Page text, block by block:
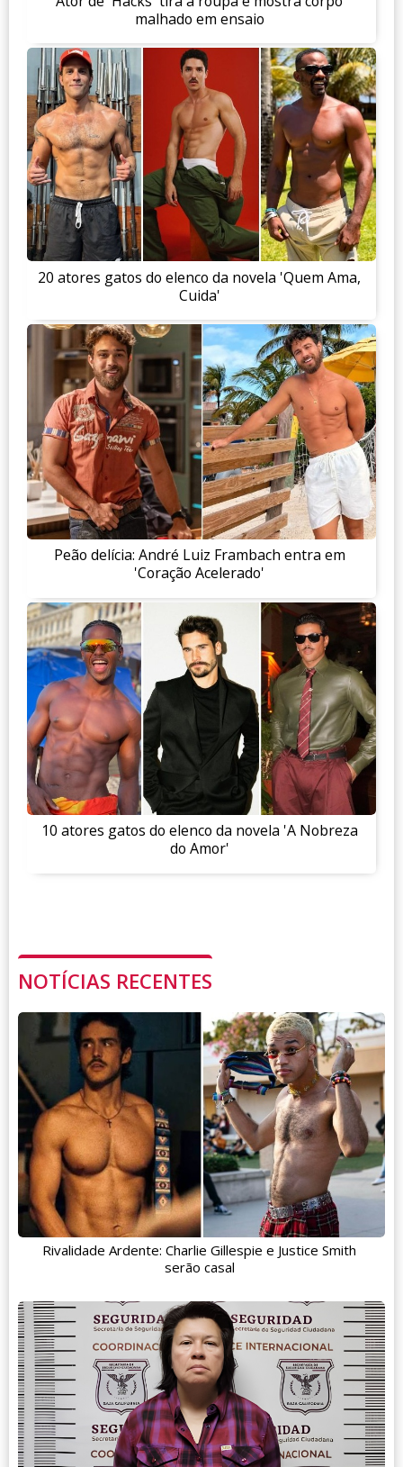
malhado em ensaio
20 atores gatos do elenco da novela 'Quem Ama,
Cuida'
Peão delícia: André Luiz Frambach entra em
'Coração Acelerado'
10 atores gatos do elenco da novela 'A Nobreza
do Amor'
NOTÍCIAS RECENTES
Rivalidade Ardente: Charlie Gillespie e Justice Smith
serão casal